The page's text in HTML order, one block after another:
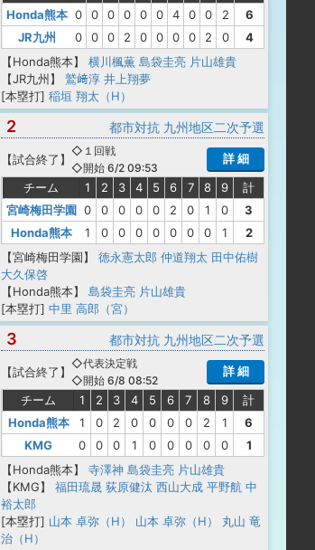
Honda熊本 0 0 0 0 0 0 4 0 0 2
6
JR九州
0 0 0 2 0 0 0 0 2 0
4
【Honda熊本】
横川楓薫 島袋圭亮 片山雄貴
【JR九州】
鷲﨑淳 井上翔夢
[本塁打] 稲垣 翔太（H）
2 都市対抗 九州地区二次予選
【試合終了 】
◇１回戦
◇開始 6/2 09:53
詳 細
チーム 1 2 3 4 5 6 7 8 9
計
宮崎梅田学園 0 0 0 0 0 2 0 1 0
3
Honda熊本
1 0 0 0 0 0 0 0 1
2
【宮崎梅田学園】
徳永憲太郎 仲道翔太 田中佑樹
大久保啓
【Honda熊本】
島袋圭亮 片山雄貴
[本塁打] 中里 高郎（宮）
3 都市対抗 九州地区二次予選
【試合終了 】
◇代表決定戦
◇開始 6/8 08:52
詳 細
チーム 1 2 3 4 5 6 7 8 9
計
Honda熊本
1 0 2 0 0 0 0 2 1
6
KMG
0 0 0 1 0 0 0 0 0
1
【Honda熊本】
寺澤神 島袋圭亮 片山雄貴
【KMG】
福田琉晟 荻原健汰 西山大成 平野航 中
裕太郎
[本塁打] 山本 卓弥（H） 山本 卓弥（H）
丸山 竜
治（H）